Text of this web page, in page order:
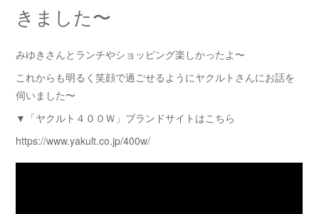
きました〜
みゆきさんとランチやショッピング楽しかったよ〜
これからも明るく笑顔で過ごせるようにヤクルトさんにお話を
伺いました〜
▼「ヤクルト４００Ｗ」ブランドサイトはこちら
https://www.yakult.co.jp/400w/